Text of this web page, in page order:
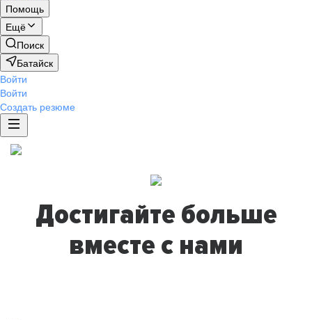
Помощь
Ещё
Поиск
Батайск
Войти
Войти
Создать резюме
Достигайте больше
вместе с нами